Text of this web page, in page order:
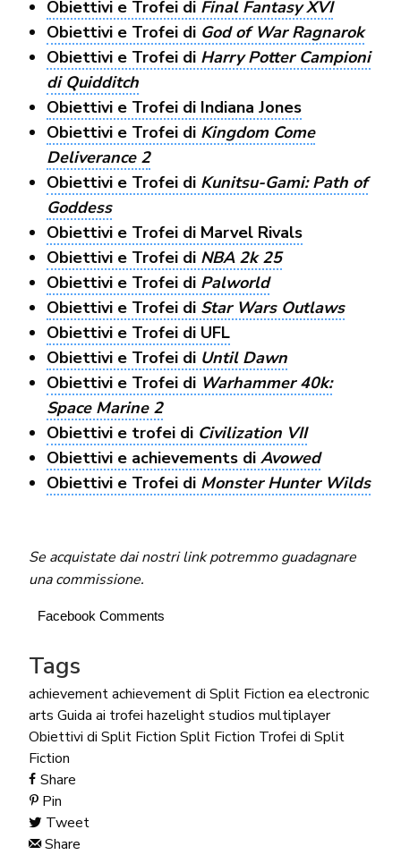
Obiettivi e Trofei di Final Fantasy XVI
Obiettivi e Trofei di God of War Ragnarok
Obiettivi e Trofei di Harry Potter Campioni
di Quidditch
Obiettivi e Trofei di Indiana Jones
Obiettivi e Trofei di Kingdom Come
Deliverance 2
Obiettivi e Trofei di Kunitsu-Gami: Path of
Goddess
Obiettivi e Trofei di Marvel Rivals
Obiettivi e Trofei di NBA 2k 25
Obiettivi e Trofei di Palworld
Obiettivi e Trofei di Star Wars Outlaws
Obiettivi e Trofei di UFL
Obiettivi e Trofei di Until Dawn
Obiettivi e Trofei di Warhammer 40k:
Space Marine 2
Obiettivi e trofei di Civilization VII
Obiettivi e achievements di Avowed
Obiettivi e Trofei di Monster Hunter Wilds
Se acquistate dai nostri link potremmo guadagnare
una commissione.
Facebook Comments
Tags
achievementachievement di Split Fiction ea electronic
arts Guida ai trofei hazelight studios multiplayer
Obiettivi di Split Fiction Split Fiction Trofei di Split
Fiction
Share
Pin
Tweet
Share